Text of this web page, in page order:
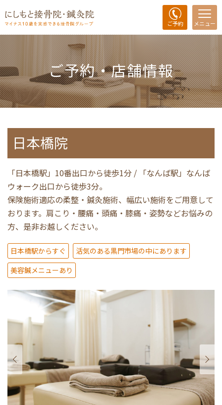
ご予約 メニュー
ご予約・店舗情報
日本橋院
「日本橋駅」10番出口から徒歩1分 / 「なんば駅」なんば
ウォーク出口から徒歩3分。
保険施術適応の柔整・鍼灸施術、幅広い施術をご用意して
おります。肩こり・腰痛・頭痛・膝痛・姿勢などお悩みの
方、是非お越しください。
日本橋駅からすぐ
活気のある黒門市場の中にあります
美容鍼メニューあり